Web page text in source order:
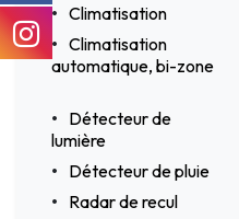
Climatisation
Climatisation
automatique, bi-zone
Détecteur de
lumière
Détecteur de pluie
Radar de recul